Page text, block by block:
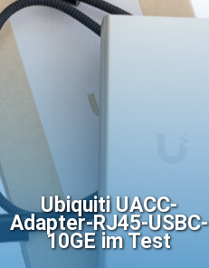
Ubiquiti UACC-
Adapter-RJ45-USBC-
10GE im Test